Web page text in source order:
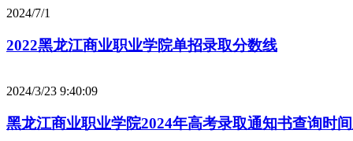
2024/7/1
2022黑龙江商业职业学院单招录取分数线
2024/3/23 9:40:09
黑龙江商业职业学院2024年高考录取通知书查询时